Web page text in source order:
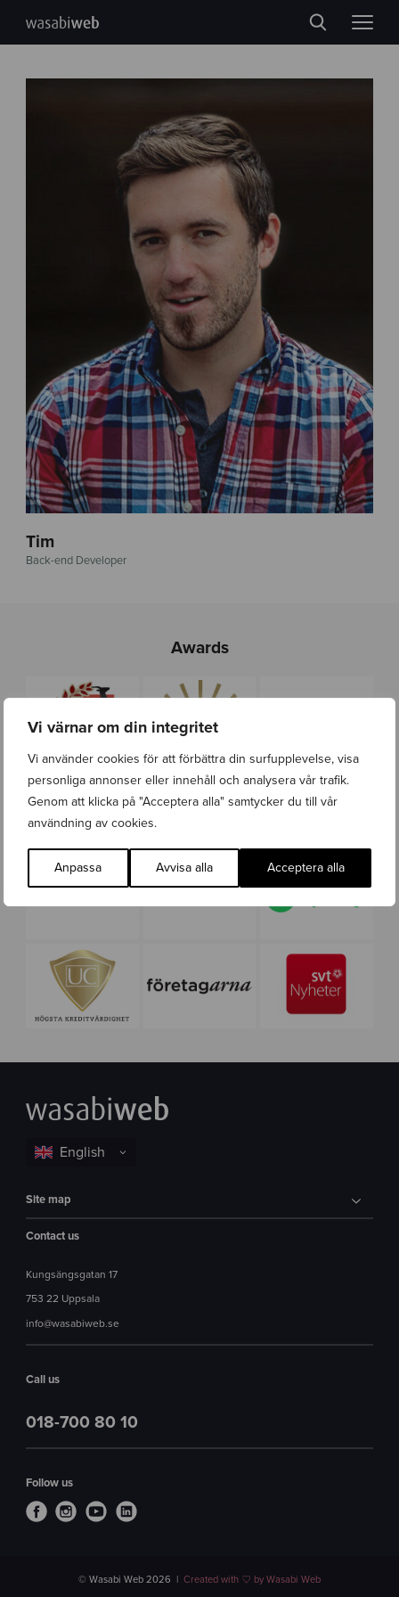
Vi värnar om din integritet
Vi använder cookies för att förbättra din surfupplevelse, visa
personliga annonser eller innehåll och analysera vår trafik.
Genom att klicka på "Acceptera alla" samtycker du till vår
användning av cookies.
Anpassa Avvisa alla Acceptera alla
Tim
Back-end Developer
Awards
Site map
Contact us
Kungsängsgatan 17
753 22 Uppsala
info@wasabiweb.se
Call us
018-700 80 10
Follow us
© Wasabi Web 2026 Created with by Wasabi Web